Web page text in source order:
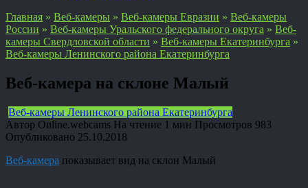
Главная » Веб-камеры » Веб-камеры Евразии » Веб-камеры
России » Веб-камеры Уральского федерального округа » Веб-
камеры Свердловской области » Веб-камеры Екатеринбурга »
Веб-камеры Ленинского района Екатеринбурга
Веб-камера на склоне Малый
Веб-камеры Ленинского района Екатеринбурга
Автор Online.webcams На чтение 1 мин Просмотров 983
Опубликовано 25.10.2018
Веб-камера показывает вид на склон Малый